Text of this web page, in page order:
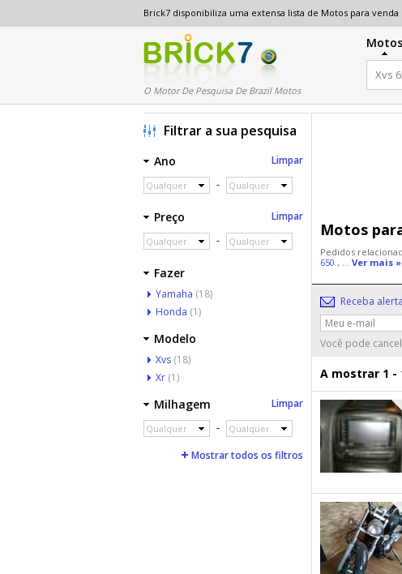
Brick7 disponibiliza uma extensa lista de Motos para venda
O Motor De Pesquisa De Brazil Motos
Motos
Motos
Pedidos
650 , ... Ver mais »
Receba
Você pode
A mostrar 1 -
Filtrar a sua pesquisa
Ano Limpar
Qualquer - Qualquer
Preço Limpar
Qualquer - Qualquer
Fazer
Yamaha (18)
Honda (1)
Modelo
Xvs (18)
Xr (1)
Milhagem Limpar
Qualquer - Qualquer
Mostrar todos os filtros